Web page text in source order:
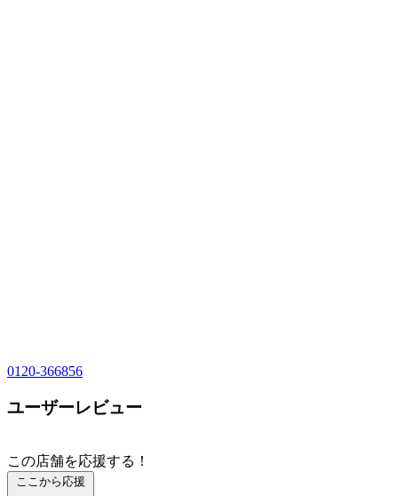
0120-366856
ユーザーレビュー
この店舗を応援する！
ここから応援